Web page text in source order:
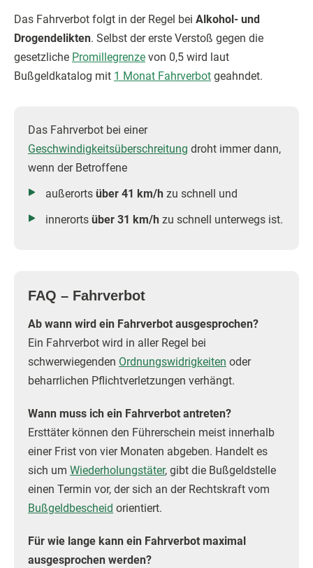
Das Fahrverbot folgt in der Regel bei Alkohol- und
Drogendelikten. Selbst der erste Verstoß gegen die
gesetzliche Promillegrenze von 0,5 wird laut
Bußgeldkatalog mit 1 Monat Fahrverbot geahndet.
Das Fahrverbot bei einer
Geschwindigkeitsüberschreitung droht immer dann,
wenn der Betroffene
außerorts über 41 km/h zu schnell und
innerorts über 31 km/h zu schnell unterwegs ist.
FAQ – Fahrverbot
Ab wann wird ein Fahrverbot ausgesprochen?
Ein Fahrverbot wird in aller Regel bei
schwerwiegenden Ordnungswidrigkeiten oder
beharrlichen Pflichtverletzungen verhängt.
Wann muss ich ein Fahrverbot antreten?
Ersttäter können den Führerschein meist innerhalb
einer Frist von vier Monaten abgeben. Handelt es
sich um Wiederholungstäter, gibt die Bußgeldstelle
einen Termin vor, der sich an der Rechtskraft vom
Bußgeldbescheid orientiert.
Für wie lange kann ein Fahrverbot maximal
ausgesprochen werden?